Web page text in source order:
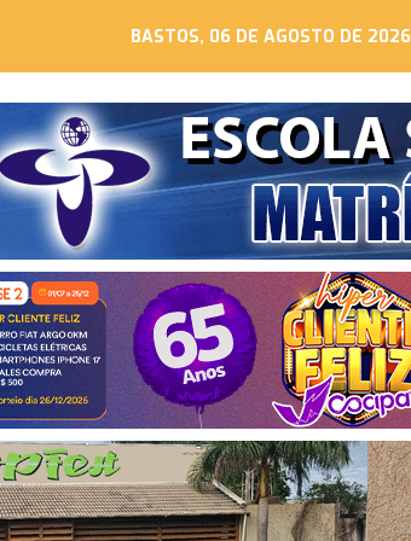
BASTOS, 06 DE AGOSTO DE 2026